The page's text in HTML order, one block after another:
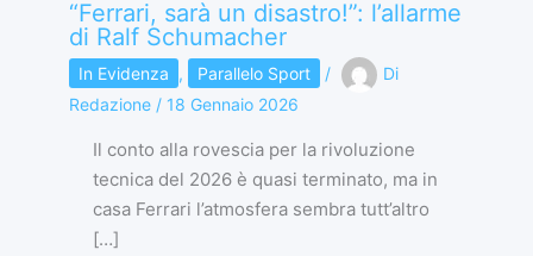
“Ferrari, sarà un disastro!”: l’allarme
di Ralf Schumacher
In Evidenza , Parallelo Sport /
Di
Redazione / 18 Gennaio 2026
Il conto alla rovescia per la rivoluzione
tecnica del 2026 è quasi terminato, ma in
casa Ferrari l’atmosfera sembra tutt’altro
[…]